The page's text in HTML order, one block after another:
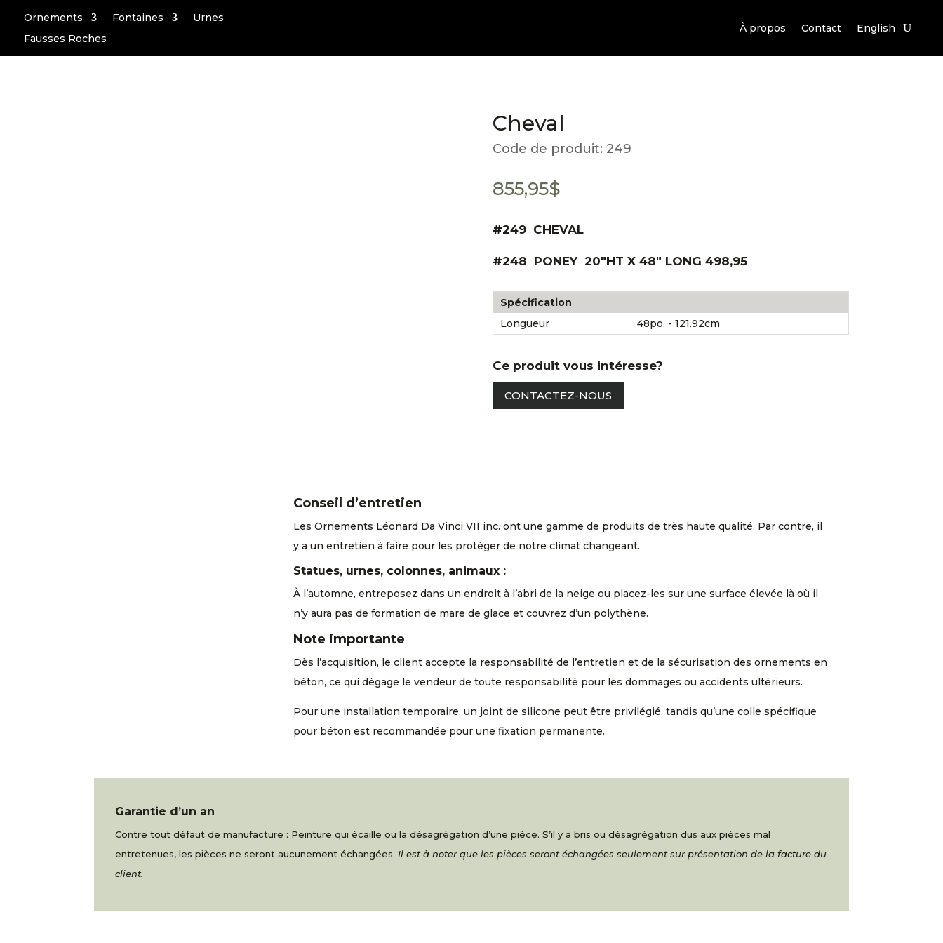
Ornements Fontaines
Urnes
Fausses Roches
À propos Contact English
Cheval
Code de produit: 249
855,95$
#249 CHEVAL
#248 PONEY 20″HT X 48″ LONG 498,95
Spécification
Longueur
48po. - 121.92cm
Ce produit vous intéresse?
CONTACTEZ-NOUS
Conseil d’entretien
Les Ornements Léonard Da Vinci VII inc. ont une gamme de produits de très haute qualité. Par contre, il
y a un entretien à faire pour les protéger de notre climat changeant.
Statues, urnes, colonnes, animaux :
À l’automne, entreposez dans un endroit à l’abri de la neige ou placez-les sur une surface élevée là où il
n’y aura pas de formation de mare de glace et couvrez d’un polythène.
Note importante
Dès l’acquisition, le client accepte la responsabilité de l’entretien et de la sécurisation des ornements en
béton, ce qui dégage le vendeur de toute responsabilité pour les dommages ou accidents ultérieurs.
Pour une installation temporaire, un joint de silicone peut être privilégié, tandis qu’une colle spécifique
pour béton est recommandée pour une fixation permanente.
Garantie d’un an
Contre tout défaut de manufacture : Peinture qui écaille ou la désagrégation d’une pièce. S’il y a bris ou désagrégation dus aux pièces mal
entretenues, les pièces ne seront aucunement échangées.Il est à noter que les pièces seront échangées seulement sur présentation de la facture du
client.